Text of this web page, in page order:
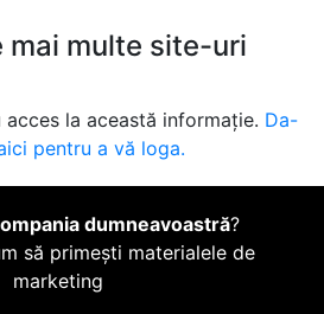
mai multe site-uri
la această informație. Da-
pentru a vă loga.
dumneavoastră?
să primești materialele de
marketing